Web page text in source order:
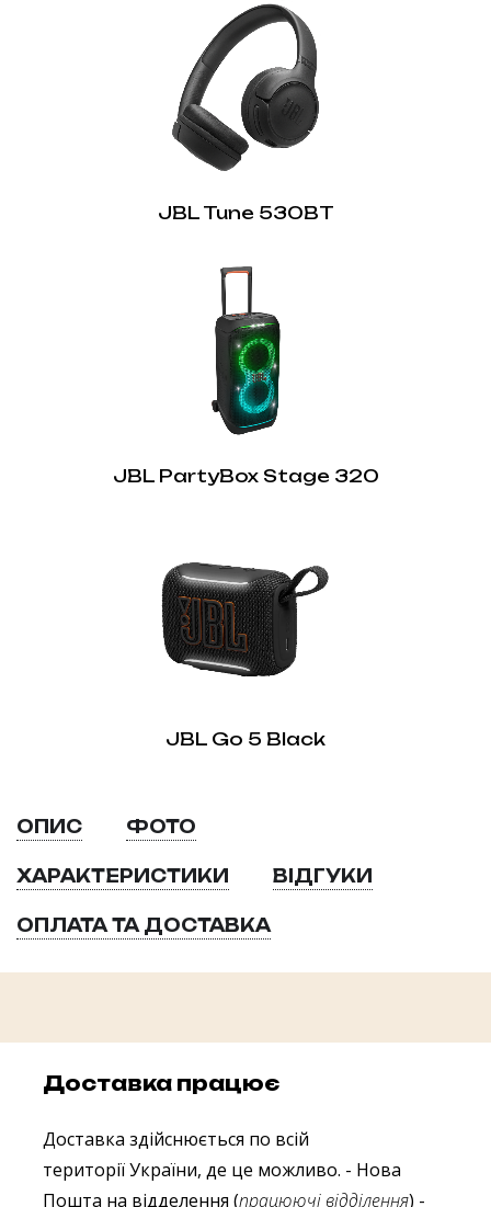
JBL Tune 530BT
JBL PartyBox Stage 320
JBL Go 5 Black
ОПИС ФОТО
ХАРАКТЕРИСТИКИ ВІДГУКИ
ОПЛАТА ТА ДОСТАВКА
Доставка працює
Доставка здійснюється по всій
території України, де це можливо. - Нова
Пошта на відделення (працюючі відділення) -